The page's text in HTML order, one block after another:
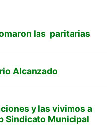
las paritarias
Alcanzado
y las vivimos a
Sindicato Municipal